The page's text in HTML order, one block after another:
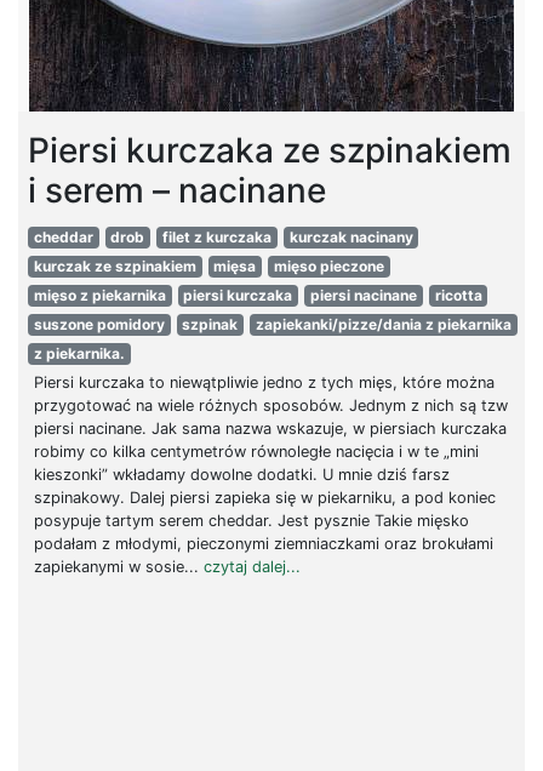
Piersi kurczaka ze szpinakiem
i serem – nacinane
cheddar drob filet z kurczaka
kurczak nacinany
kurczak ze szpinakiem
mięsa
mięso pieczone
mięso z piekarnika
piersi kurczaka piersi nacinane
ricotta
suszone pomidory
szpinak
zapiekanki/pizze/dania z piekarnika
z piekarnika.
Piersi kurczaka to niewątpliwie jedno z tych mięs, które można
przygotować na wiele różnych sposobów. Jednym z nich są tzw
piersi nacinane. Jak sama nazwa wskazuje, w piersiach kurczaka
robimy co kilka centymetrów równoległe nacięcia i w te „mini
kieszonki” wkładamy dowolne dodatki. U mnie dziś farsz
szpinakowy. Dalej piersi zapieka się w piekarniku, a pod koniec
posypuje tartym serem cheddar. Jest pysznie Takie mięsko
podałam z młodymi, pieczonymi ziemniaczkami oraz brokułami
zapiekanymi w sosie... czytaj dalej...